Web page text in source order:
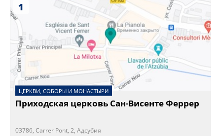
1
ЦЕРКВИ, СОБОРЫ И МОНАСТЫРИ
Приходская церковь Сан-Висенте Феррер
03786, Carrer Pont, 2, Адсубия